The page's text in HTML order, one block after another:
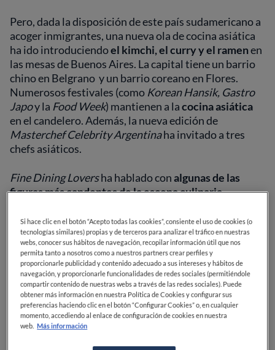
Pero, dada la disposición de este país sudamericano a
acoger inmigrantes, una nueva ola de cocina asiática
ha ido introduciendoel kimchi, el curry y el ramenen
las mesas de Buenos Aires. La capital tiene un barrio
chino en Belgrano y un barrio coreano en Flores.
Numerosos festivales (como Korean Hansik, Gastro
Japoy la Food Week) mantienen a lacocina asiática
en el candelero. Además, la nueva edición de
Masterchef Celebrity Argentinaha invitado a tres
chefs asiáticos.
Fine Dining Loversha hablado conalgunas de las
figuras más candentes de la escena culinaria
Lis Ra -Na Num
FotografíaRomina Savastano
“Me encanta coger un ingrediente coreano y usarlo de
la forma menos coreana posible”, dice
, donde inventa platos como gírgolas ahumadas
Si hace clic en el botón “Acepto todas las cookies”, consiente el uso de cookies (o
tecnologías similares) propias y de terceros para analizar el tráfico en nuestras
webs, conocer sus hábitos de navegación, recopilar información útil que nos
permita tanto a nosotros como a nuestros partners crear perfiles y
proporcionarle publicidad y contenido adecuado a sus intereses y hábitos de
navegación, y proporcionarle funcionalidades de redes sociales (permitiéndole
compartir contenido de nuestras webs a través de las redes sociales). Puede
obtener más información en nuestra Política de Cookies y configurar sus
preferencias haciendo clic en el botón “Configurar Cookies” o, en cualquier
momento, accediendo al enlace de configuración de cookies en nuestra
web. Más información